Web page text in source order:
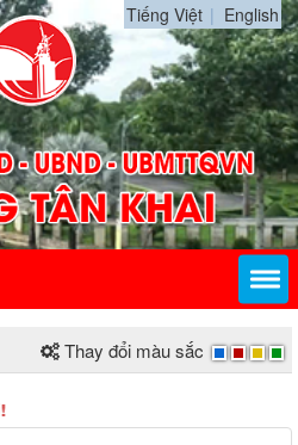
Tiếng Việt English
Thay đổi màu sắc